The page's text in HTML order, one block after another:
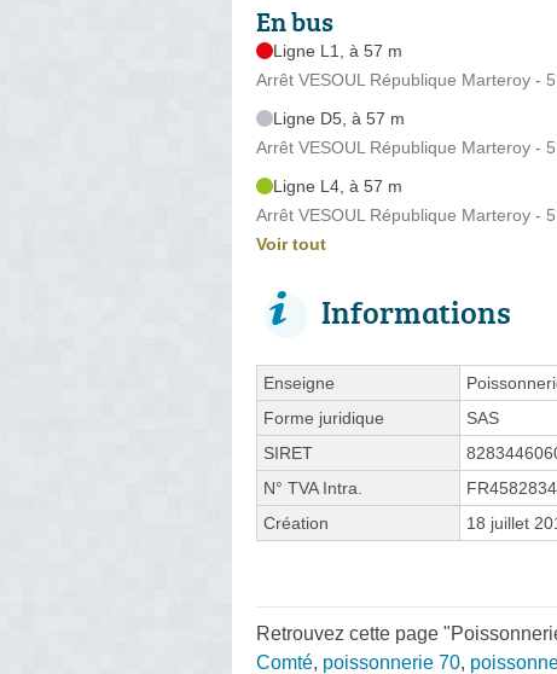
En bus
Ligne L1, à 57 m
Arrêt VESOUL République Marteroy -
Ligne D5, à 57 m
Arrêt VESOUL République Marteroy -
Ligne L4, à 57 m
Arrêt VESOUL République Marteroy -
Voir tout
Informations
Enseigne
Forme juridique
SAS
SIRET
N° TVA Intra.
Création
18 juillet
Retrouvez cette page
Comté, poissonnerie 70,